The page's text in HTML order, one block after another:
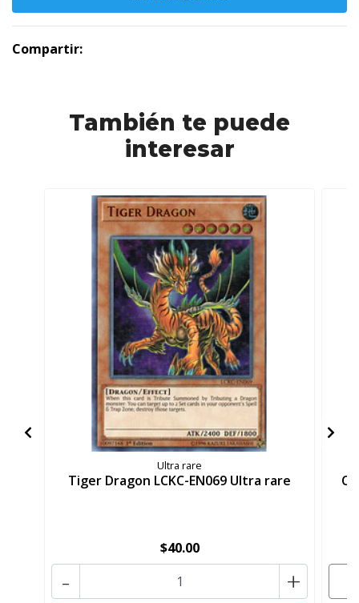
Compartir:
También te puede
interesar
Ultra rare
Tiger Dragon LCKC-EN069 Ultra rare
$40.00
+
-